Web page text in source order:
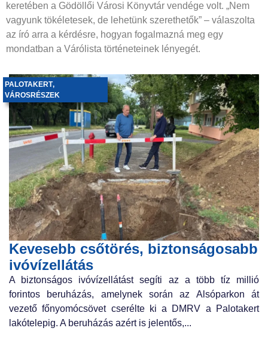
keretében a Gödöllői Városi Könyvtár vendége volt. „Nem
vagyunk tökéletesek, de lehetünk szerethetők” – válaszolta
az író arra a kérdésre, hogyan fogalmazná meg egy
mondatban a Várólista történeteinek lényegét.
Kevesebb csőtörés, biztonságosabb
ivóvízellátás
PALOTAKERT,
VÁROSRÉSZEK
A biztonságos ivóvízellátást segíti az a több tíz millió
forintos beruházás, amelynek során az Alsóparkon át
vezető főnyomócsövet cserélte ki a DMRV a Palotakert
lakótelepig. A beruházás azért is jelentős,...